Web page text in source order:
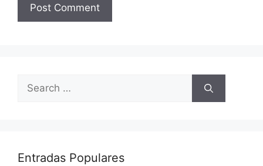
Search
for:
Entradas Populares